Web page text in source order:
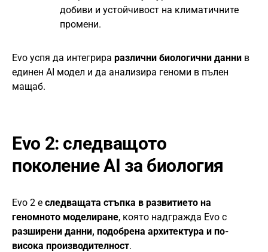
добиви и устойчивост на климатичните
промени.
Evo успя да интегрира различни биологични данни в
единен AI модел и да анализира геноми в пълен
мащаб.
Evo 2: следващото
поколение AI за биология
Evo 2 е следващата стъпка в развитието на
геномното моделиране, която надгражда Evo с
разширени данни, подобрена архитектура и по-
висока производителност.